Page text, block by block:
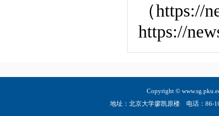
（https://
https://
Copyright ©
地址：北京大学廖凯原楼 电话：86-